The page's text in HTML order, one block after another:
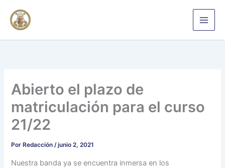
contenido
Abierto el plazo de
matriculación para el curso
21/22
Por Redacción/junio 2, 2021
Nuestra banda ya se encuentra inmersa en los